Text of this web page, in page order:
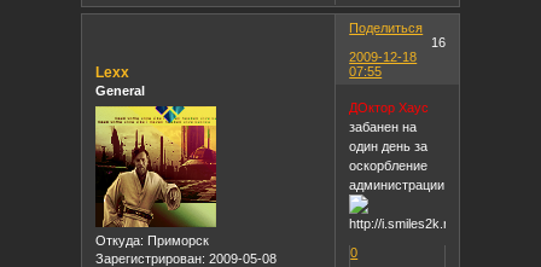
Поделиться
16
2009-12-18
07:55
Lexx
General
Откуда: Приморск
Зарегистрирован: 2009-05-08
ДОктор Хаус
забанен на
один день за
оскорбление
администрации!!!!)))
0